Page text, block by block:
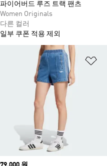
파이어버드 루즈 트랙 팬츠
Women Originals
다른 컬러
일부 쿠폰 적용 제외
리스트 담기